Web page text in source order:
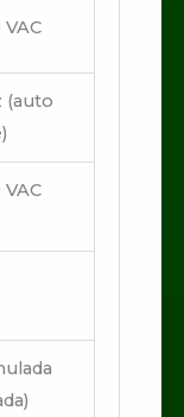
VAC
(auto
VAC